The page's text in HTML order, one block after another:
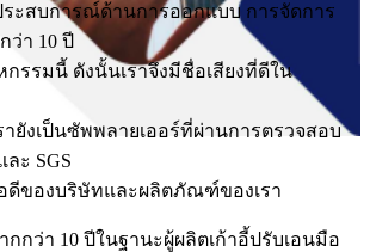
ะสบการณ์ด้านการออกแบบ การจัดการ
ว่า 10 ปี
รรมนี้ ดังนั้นเราจึงมีชื่อเสียงที่ดีใน
ายังเป็นซัพพลายเออร์ที่ผ่านการตรวจสอบ
ละ SGS
ดีของบริษัทและผลิตภัณฑ์ของเรา
กว่า 10 ปีในฐานะผู้ผลิตเก้าอี้ปรับเอนมือ